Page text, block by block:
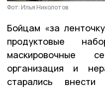
Фот: Илья Николотов
Бойцам «за
продуктовые
маскировочные
организация и
старались